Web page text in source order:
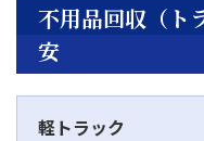
不用品回収（ト
安
軽トラック